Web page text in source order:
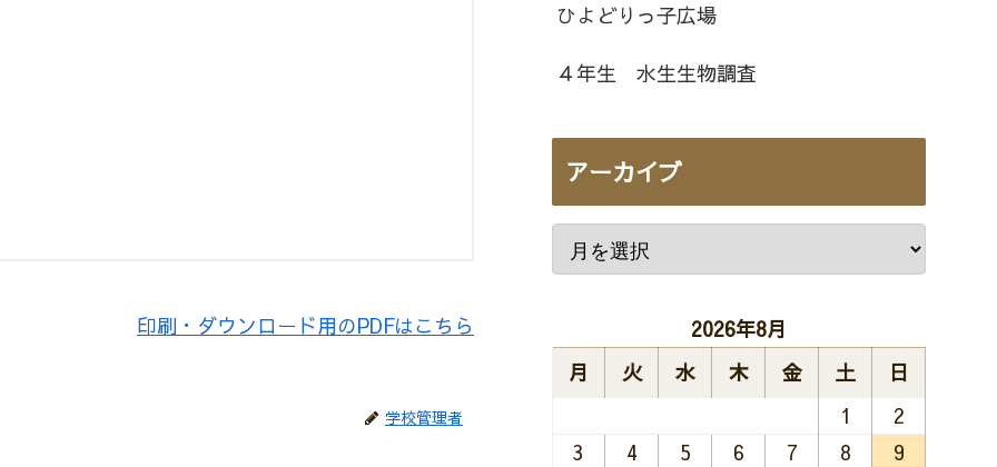
印刷・ダウンロード用のPDFはこちら
学校管理者
ひよどりっ子広場
４年生 水生生物調査
アーカイブ
2026年8月
月
火 水 木 金 土
日
1
2
3
4 5 6 7 8
9